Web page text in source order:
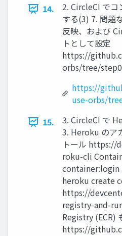
14.
2. CircleCI でコ
する(3) 7. 問題
反映、および
トとして設定
https://
orbs/tree/
https://
use-orbs/
15.
3. CircleCI で
3. Heroku のア
トール https://
roku-cli
container:login
heroku create
https://
registry-and-
Registry (ECR)
https://